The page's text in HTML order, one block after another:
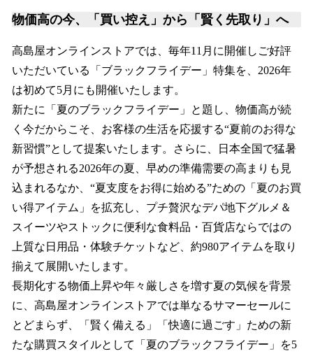
物価高の今、「買い控え」から「賢く先取り」へ
高島屋オンラインストアでは、毎年11月に開催しご好評
いただいている「ブラックフライデー」特集を、2026年
は初めて5月にも開催いたします。
新たに「夏のブラックフライデー」と題し、物価高が続
く今だからこそ、お客様の生活を応援する“夏前のお得な
新習慣”として提案いたします。さらに、日本全国で猛暑
が予想される2026年の夏、早めの準備需要の高まりも見
込まれるなか、“夏支度をお得に始める”ための「夏のお買
い得アイテム」を拡充し、プチ贅沢なデパ地下グルメ＆
スイーツやストックに便利な食料品・百貨店ならではの
上質な日用品・体験チケットなど、約980アイテムを取り
揃えて展開いたします。
長期化する物価上昇や年々厳しさを増す夏の気候を背景
に、高島屋オンラインストアでは単なるサマーセールに
とどまらず、「賢く備える」「快適に過ごす」ための新
たな購買スタイルとして「夏のブラックフライデー」を5